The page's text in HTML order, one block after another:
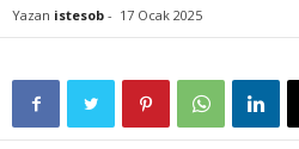
Yazan istesob - 17 Ocak 2025